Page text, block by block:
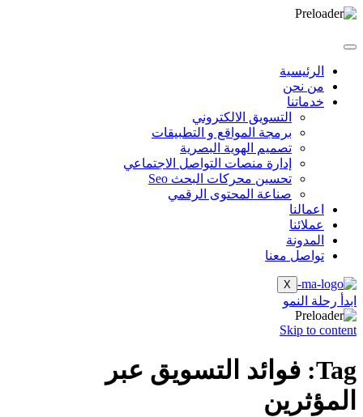
الرئيسية
من نحن
خدماتنا
التسويق الالكتروني
برمجة المواقع و التطبيقات
تصميم الهوية البصرية
إدارة منصات التواصل الاجتماعي
تحسين محركات البحث Seo
صناعة المحتوى الرقمي
اعمالنا
عملائنا
المدونة
تواصل معنا
X
ابدأ رحلة النمو
Skip to content
Tag: فوائد التسويق عبر
المؤثرين